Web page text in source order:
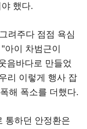
했다.
려주다 점점 욕심
아이 차범근이
음바다로 만들었
리 이렇게 행사 잡
해 폭소를 더했다.
통하던 안정환은